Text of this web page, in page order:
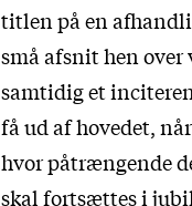
titlen på en
små afsnit hen over
samtidig et
få ud af hovedet,
hvor påtrængende
skal fortsættes i